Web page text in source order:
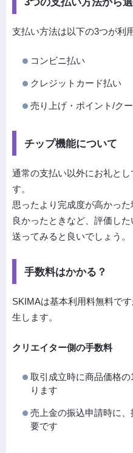
支払い方法は以下の3つが利
コンビニ払い
クレジットカード払い
売り上げ・ポイント/ク
チップ機能について
通常の支払い以外にお礼と
す。
思ったより完成度が高かっ
良かったときなど、評価し
送ってみると良いでしょう。
手数料はかかる？
SKIMAは基本利用料無料で
生します。
クリエイター側の手数料
取引成立時に商品価格
ります
売上金の振込申請時に
要です